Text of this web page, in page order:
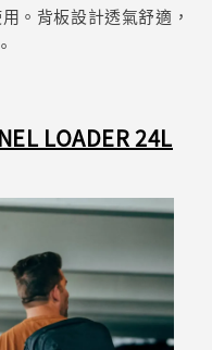
。背板設計透氣舒適，
LOADER 24L